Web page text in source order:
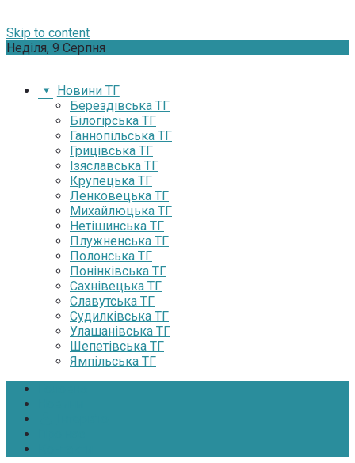
Skip to content
Неділя, 9 Серпня
Новини ТГ
Берездівська ТГ
Білогірська ТГ
Ганнопільська ТГ
Грицівська ТГ
Ізяславська ТГ
Крупецька ТГ
Ленковецька ТГ
Михайлюцька ТГ
Нетішинська ТГ
Плужненська ТГ
Полонська ТГ
Понінківська ТГ
Сахнівецька ТГ
Славутська ТГ
Судилківська ТГ
Улашанівська ТГ
Шепетівська ТГ
Ямпільська ТГ